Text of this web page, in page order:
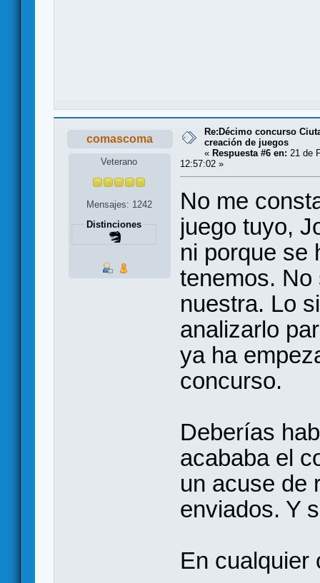
comascoma
Veterano
Mensajes: 1242
Distinciones
Re:Décimo concurso
creación de juegos
« Respuesta #6 en: 21 de
12:57:02 »
No me
juego tuyo,
ni porque se
tenemos.
nuestra. Lo
analizarlo
ya ha
concurso.
Deberías
acababa el
un acuse de
enviados. Y
En cualquier